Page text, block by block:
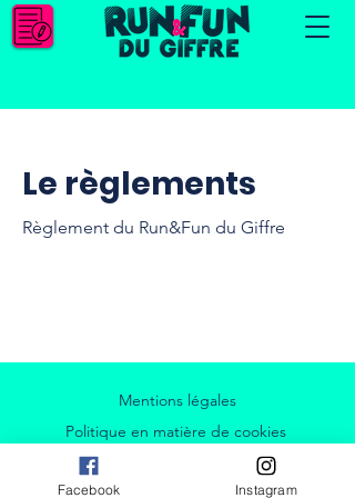
Le règlements
Règlement du Run&Fun du Giffre
Mentions légales
Politique en matière de cookies
Politique de confidentialité
Facebook Instagram